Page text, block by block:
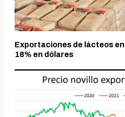
Exportaciones de lácteos
18% en dólares